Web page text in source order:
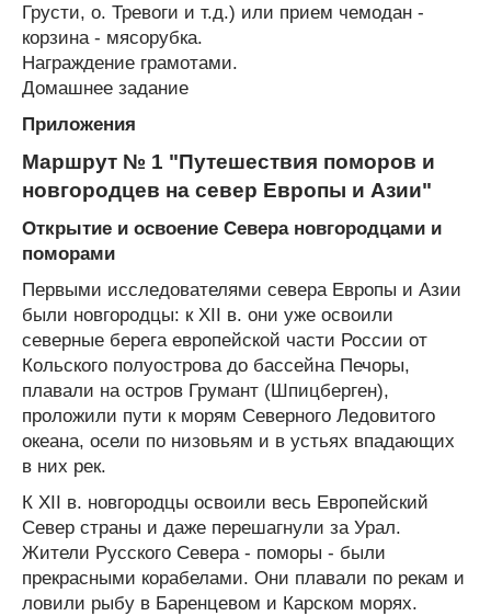
Грусти, о. Тревоги и т.д.) или прием чемодан -
корзина - мясорубка.
Награждение грамотами.
Домашнее задание
Приложения
Маршрут № 1 "Путешествия поморов и
новгородцев на север Европы и Азии"
Открытие и освоение Севера новгородцами и
поморами
Первыми исследователями севера Европы и Азии
были новгородцы: к XII в. они уже освоили
северные берега европейской части России от
Кольского полуострова до бассейна Печоры,
плавали на остров Грумант (Шпицберген),
проложили пути к морям Северного Ледовитого
океана, осели по низовьям и в устьях впадающих
в них рек.
К XII в. новгородцы освоили весь Европейский
Север страны и даже перешагнули за Урал.
Жители Русского Севера - поморы - были
прекрасными корабелами. Они плавали по рекам и
ловили рыбу в Баренцевом и Карском морях.